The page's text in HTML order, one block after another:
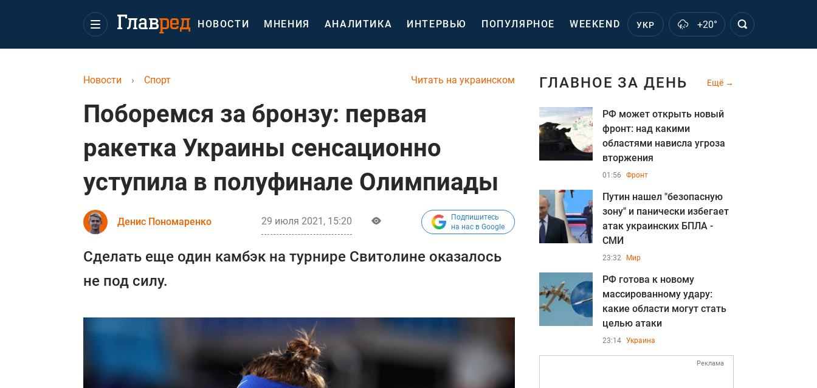
НОВОСТИ МНЕНИЯ АНАЛИТИКА ИНТЕРВЬЮ ПОПУЛЯРНОЕ WEEKEND УКР +20°
Читать на украинском
Новости › Спорт
Поборемся за бронзу: первая
ракетка Украины сенсационно
уступила в полуфинале Олимпиады
Денис Пономаренко 29 июля 2021, 15:20
Подпишитесь
на нас в Google
Сделать еще один камбэк на турнире Свитолине оказалось
не под силу.
ГЛАВНОЕ ЗА ДЕНЬ Ещё
РФ может открыть новый
фронт: над какими
областями нависла угроза
вторжения
01:56 Фронт
Путин нашел "безопасную
зону" и панически избегает
атак украинских БПЛА -
СМИ
23:32 Мир
РФ готова к новому
массированному удару:
какие области могут стать
целью атаки
23:14 Украина
Реклама